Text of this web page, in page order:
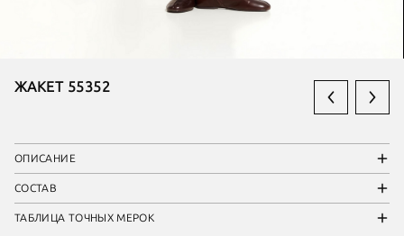
ЖАКЕТ 55352
ОПИСАНИЕ
СОСТАВ
ТАБЛИЦА ТОЧНЫХ МЕРОК